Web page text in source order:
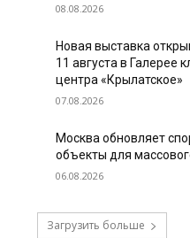
08.08.2026
Новая выставка
11 августа в Галерее
центра «Крылатское»
07.08.2026
Москва обновляет
объекты для
06.08.2026
Загрузить больше